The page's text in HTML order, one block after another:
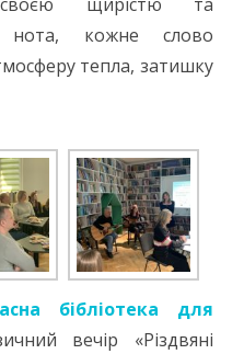
нота, кожне слово
тепла, затишку
бібліотека для
вечір «Різдвяні